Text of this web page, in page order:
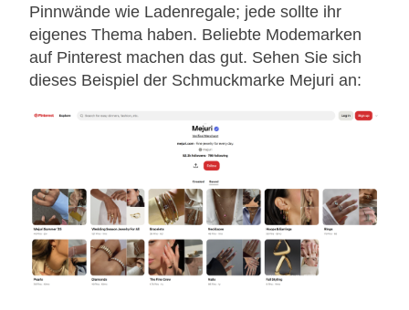
Pinnwände wie Ladenregale; jede sollte ihr
eigenes Thema haben. Beliebte Modemarken
auf Pinterest machen das gut. Sehen Sie sich
dieses Beispiel der Schmuckmarke Mejuri an: